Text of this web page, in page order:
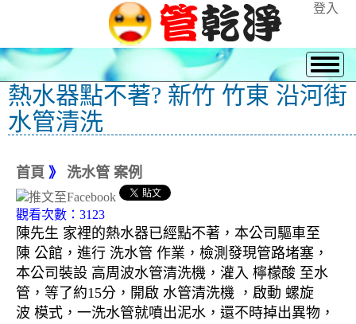
登入
熱水器點不著? 新竹 竹東 沿河街
水管清洗
首頁 》 洗水管 案例
觀看次數：3123
陳先生 家裡的熱水器已經點不著，本公司驅車至
陳 公館，進行 洗水管 作業，檢測發現管路堵塞，
本公司裝設 高周波水管清洗機，灌入 檸檬酸 至水
管，等了約15分，開啟 水管清洗機 ，啟動 螺旋
波 模式，一洗水管就噴出泥水，還不時掉出異物，